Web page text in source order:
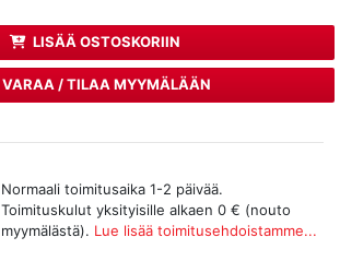
LISÄÄ OSTOSKORIIN
VARAA / TILAA MYYMÄLÄÄN
Normaali toimitusaika 1-2 päivää.
Toimituskulut yksityisille alkaen 0 € (nouto
myymälästä). Lue lisää toimitusehdoistamme...